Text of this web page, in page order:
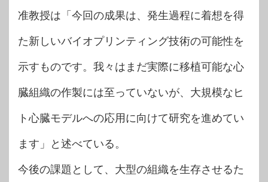
准教授は「今回の成果は、発生過程に着想を得
た新しいバイオプリンティング技術の可能性を
示すものです。我々はまだ実際に移植可能な心
臓組織の作製には至っていないが、大規模なヒ
ト心臓モデルへの応用に向けて研究を進めてい
ます」と述べている。
今後の課題として、大型の組織を生存させるた